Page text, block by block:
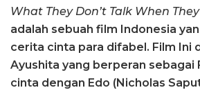
What They Don’t Talk When
adalah sebuah film Indonesia
cerita cinta para difabel. Film Ini
Ayushita yang berperan sebagai
cinta dengan Edo (Nicholas